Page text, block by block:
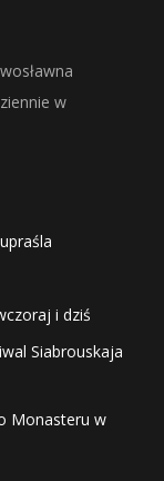
w
i dziś
Siabrouskaja
Monasteru w